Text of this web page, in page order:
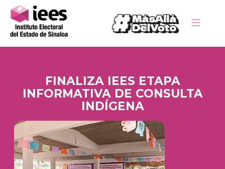
FINALIZA IEES ETAPA
INFORMATIVA DE CONSULTA
INDÍGENA